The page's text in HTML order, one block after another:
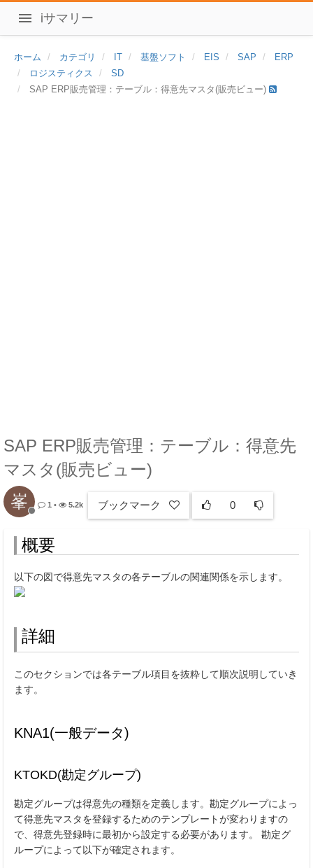
iサマリー
ホーム カテゴリ IT 基盤ソフト EIS SAP
ERP
ロジスティクス
SD
SAP ERP販売管理：テーブル：得意先マスタ(販売ビュー)
SAP ERP販売管理：テーブル：得意先
マスタ(販売ビュー)
峯 1 • 5.2k ブックマーク 0
概要
以下の図で得意先マスタの各テーブルの関連関係を示します。
詳細
このセクションでは各テーブル項目を抜粋して順次説明していき
ます。
KNA1(一般データ)
KTOKD(勘定グループ)
勘定グループは得意先の種類を定義します。勘定グループによっ
て得意先マスタを登録するためのテンプレートが変わりますの
で、得意先登録時に最初から設定する必要があります。 勘定グ
ループによって以下が確定されます。